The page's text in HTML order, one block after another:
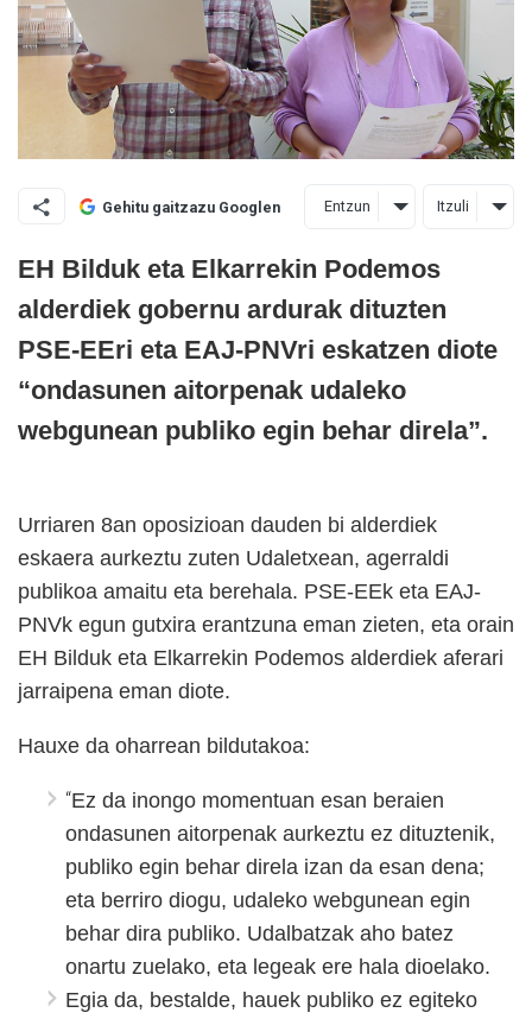
Gehitu gaitzazu Googlen Entzun Itzuli
EH Bilduk eta Elkarrekin Podemos
alderdiek gobernu ardurak dituzten
PSE-EEri eta EAJ-PNVri eskatzen diote
“ondasunen aitorpenak udaleko
webgunean publiko egin behar direla”.
Urriaren 8an oposizioan dauden bi alderdiek
eskaera aurkeztu zuten Udaletxean, agerraldi
publikoa amaitu eta berehala. PSE-EEk eta EAJ-
PNVk egun gutxira erantzuna eman zieten, eta orain
EH Bilduk eta Elkarrekin Podemos alderdiek aferari
jarraipena eman diote.
Hauxe da oharrean bildutakoa:
“Ez da inongo momentuan esan beraien
ondasunen aitorpenak aurkeztu ez dituztenik,
publiko egin behar direla izan da esan dena;
eta berriro diogu, udaleko webgunean egin
behar dira publiko. Udalbatzak aho batez
onartu zuelako, eta legeak ere hala dioelako.
Egia da, bestalde, hauek publiko ez egiteko